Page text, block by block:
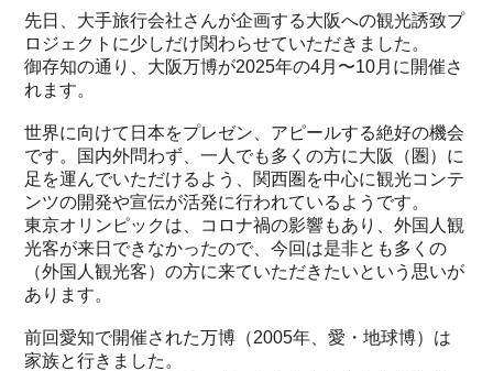
先日、大手旅行会社さんが企画する大阪への観光誘致プ
ロジェクトに少しだけ関わらせていただきました。
御存知の通り、大阪万博が2025年の4月〜10月に開催さ
れます。
世界に向けて日本をプレゼン、アピールする絶好の機会
です。国内外問わず、一人でも多くの方に大阪（圏）に
足を運んでいただけるよう、関西圏を中心に観光コンテ
ンツの開発や宣伝が活発に行われているようです。
東京オリンピックは、コロナ禍の影響もあり、外国人観
光客が来日できなかったので、今回は是非とも多くの
（外国人観光客）の方に来ていただきたいという思いが
あります。
前回愛知で開催された万博（2005年、愛・地球博）は
家族と行きました。